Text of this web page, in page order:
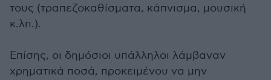
τους (τραπεζοκαθίσματα, κάπνισμα, μουσική
κ.λπ.).
Επίσης, οι δημόσιοι υπάλληλοι λάμβαναν
χρηματικά ποσά, προκειμένου να μην